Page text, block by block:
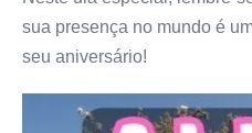
sua presença no mundo é
seu aniversário!